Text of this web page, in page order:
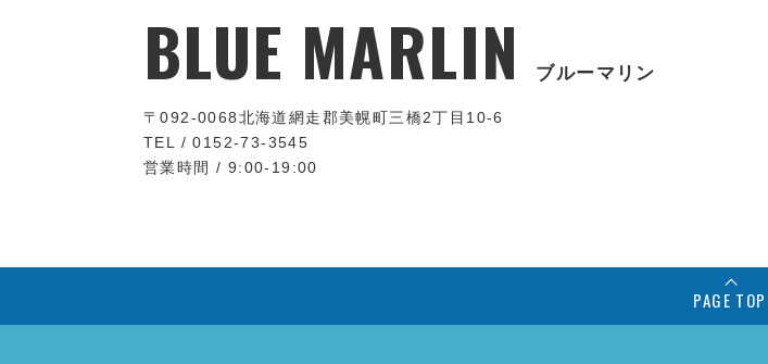
BLUE MARLIN ブルーマリン
〒092-0068北海道網走郡美幌町三橋2丁目10-6
TEL / 0152-73-3545
営業時間 / 9:00-19:00
PAGE TOP